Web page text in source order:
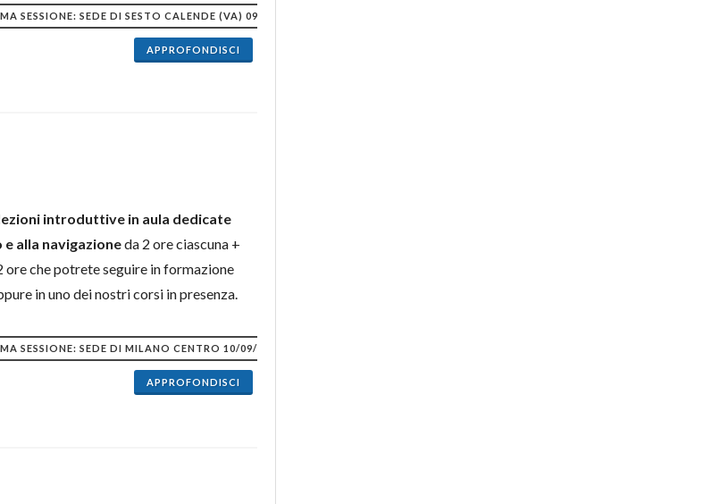
SESSIONE: SEDE DI SESTO CALENDE (VA) 09/09/2026
APPROFONDISCI
introduttive in aula dedicate
e alla navigazioneda 2 ore ciascuna +
ore che potrete seguire in formazione
in uno dei nostri corsi in presenza.
SESSIONE: SEDE DI MILANO CENTRO 10/09/2026
APPROFONDISCI